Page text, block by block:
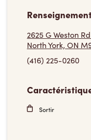
2625 G Weston
North York, ON
(416) 225-0260
Sortir